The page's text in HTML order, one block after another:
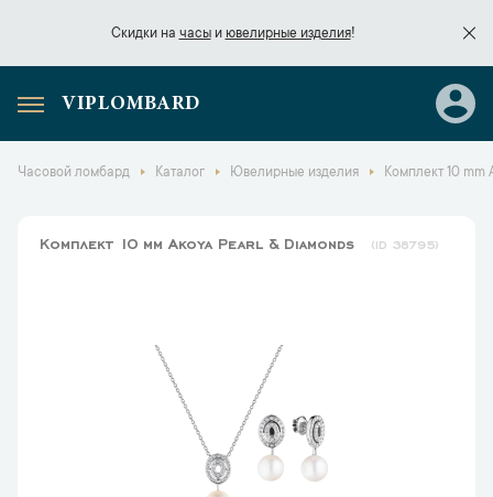
Скидки на часыи ювелирные изделия!
Скидки начасы
VIPLOMBARD
Часовой ломбард Каталог Ювелирные изделия Комплект 10 mm
Комплект 10 mm Akoya Pearl & Diamonds 38795